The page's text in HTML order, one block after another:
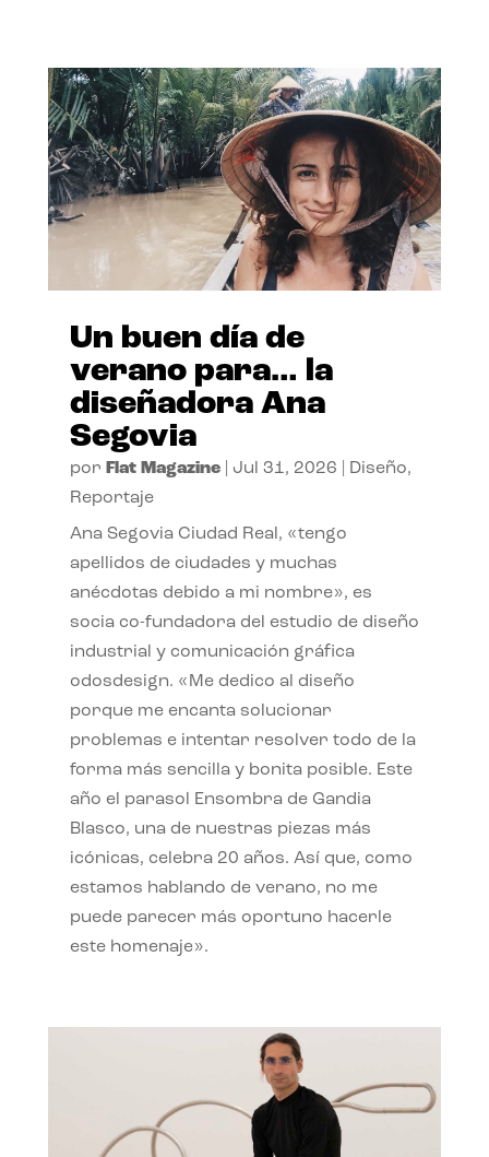
Un buen día de
verano para… la
diseñadora Ana
Segovia
por Flat Magazine| Jul 31, 2026 Diseño,
Reportaje
Ana Segovia Ciudad Real, «tengo
apellidos de ciudades y muchas
anécdotas debido a mi nombre», es
socia co-fundadora del estudio de diseño
industrial y comunicación gráfica
odosdesign. «Me dedico al diseño
porque me encanta solucionar
problemas e intentar resolver todo de la
forma más sencilla y bonita posible. Este
año el parasol Ensombra de Gandia
Blasco, una de nuestras piezas más
icónicas, celebra 20 años. Así que, como
estamos hablando de verano, no me
puede parecer más oportuno hacerle
este homenaje».